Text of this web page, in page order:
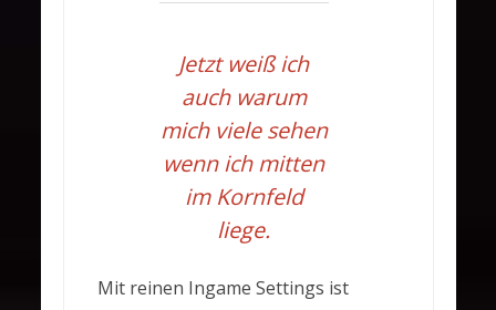
Jetzt weiß ich
auch warum
mich viele sehen
wenn ich mitten
im Kornfeld
liege.
Mit reinen Ingame Settings ist